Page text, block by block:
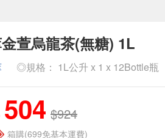
萱烏龍茶(無糖) 1L
◎規格： 1L公升 x 1 x 12Bottle瓶
504 $924
箱購(699免基本運費)